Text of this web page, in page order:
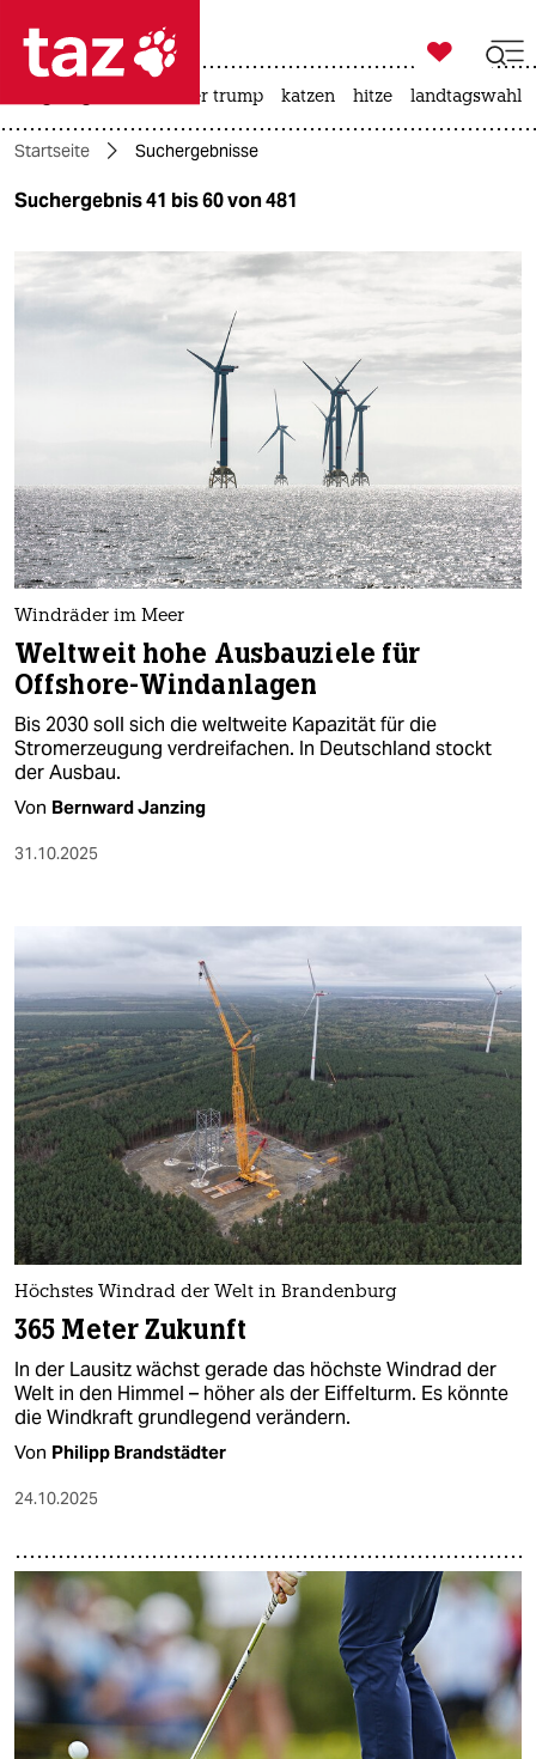
 taz zahl ich
taz zahl ich
themen
sport
berlin
nord
wahrheit
verlag
verlag
shop
unterstützen
abo
genossenschaft
epaper login

taz zahl ich
usa unter trump katzen hitze landtagswahl
Startseite Suchergebnisse
Suchergebnis 41 bis 60 von 481
Windräder im Meer
Weltweit hohe Ausbauziele für
Offshore-Windanlagen
Bis 2030 soll sich die weltweite Kapazität für die
Stromerzeugung verdreifachen. In Deutschland stockt
der Ausbau.
Von Bernward Janzing
31.10.2025
Höchstes Windrad der Welt in Brandenburg
365 Meter Zukunft
In der Lausitz wächst gerade das höchste Windrad der
Welt in den Himmel – höher als der Eiffelturm. Es könnte
die Windkraft grundlegend verändern.
Von Philipp Brandstädter
24.10.2025